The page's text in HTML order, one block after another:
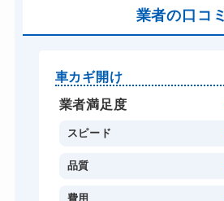
業者の口コミ
車カギ開け
業者満足度
スピード
品質
費用